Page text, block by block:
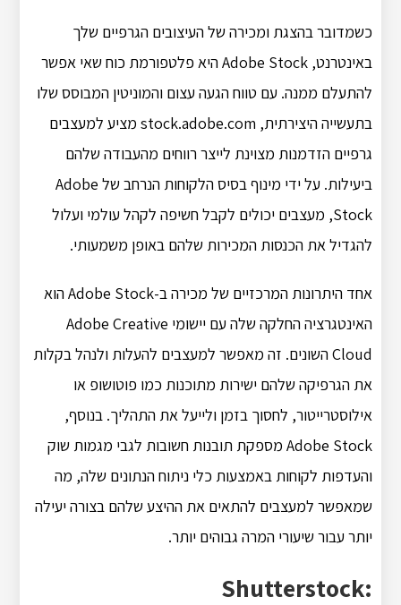
כשמדובר בהצגת ומכירה של העיצובים הגרפיים שלך
באינטרנט, Adobe Stock היא פלטפורמת כוח שאי אפשר
להתעלם ממנה. עם טווח הגעה עצום והמוניטין המבוסס שלו
בתעשייה היצירתית, stock.adobe.com מציע למעצבים
גרפיים הזדמנות מצוינת לייצר רווחים מהעבודה שלהם
ביעילות. על ידי מינוף בסיס הלקוחות הנרחב של Adobe
Stock, מעצבים יכולים לקבל חשיפה לקהל עולמי ועלול
להגדיל את הכנסות המכירות שלהם באופן משמעותי.
אחד היתרונות המרכזיים של מכירה ב-Adobe Stock הוא
האינטגרציה החלקה שלה עם יישומי Adobe Creative
Cloud השונים. זה מאפשר למעצבים להעלות ולנהל בקלות
את הגרפיקה שלהם ישירות מתוכנות כמו פוטושופ או
אילוסטרייטור, לחסוך בזמן ולייעל את התהליך. בנוסף,
Adobe Stock מספקת תובנות חשובות לגבי מגמות שוק
והעדפות לקוחות באמצעות כלי ניתוח הנתונים שלה, מה
שמאפשר למעצבים להתאים את ההיצע שלהם בצורה יעילה
יותר עבור שיעורי המרה גבוהים יותר.
Shutterstock: